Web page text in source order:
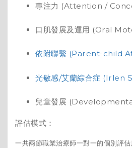
專注力 (Attention /
口肌發展及運用 (Oral
依附聯繫 (Parent-child
光敏感/艾蘭綜合症 (Irlen
兒童發展
評估模式：
一共兩節職業治療師一對一的個別評